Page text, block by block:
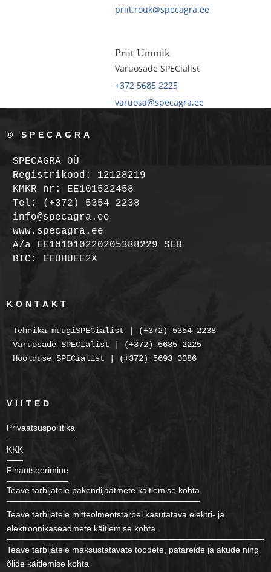
priit.rouk@specagra.ee
Priit Ummik
Varuosade SPECialist
+372 5685 2225
varuosa@specagra.ee
© SPECAGRA
SPECAGRA OÜ
Registrikood: 12128219
KMKR nr: EE101522458
Tel: (+372) 5354 2238
info@specagra.ee
www.specagra.ee
A/a EE101010220205388229 SEB
BIC: EEUHUEE2X
KONTAKT
Tehnika müügiSPECialist | (+372) 5354 2238
Varuosade SPECialist | (+372) 5685 2225
Hoolduse SPECialist | (+372) 5693 0086
VIITED
Privaatsuspoliitika
KKK
Finantseerimine
Teave tarbijatele pakendijäätmete käitlemise kohta
Teave tarbijatele mitteolmeotstarbel kasutatava elektri- ja
elektroonikaseadmete käitlemise kohta
Teave tarbijatele maksustatavate toodete, patareide ja akude ning
õlide käitlemise kohta